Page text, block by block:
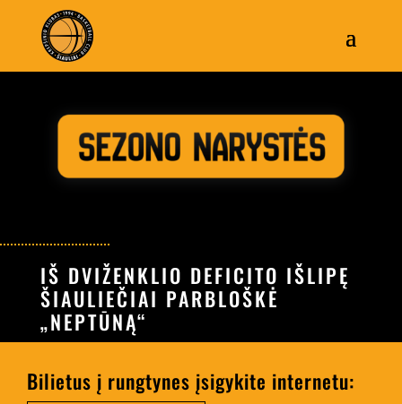
IŠ DVIŽENKLIO DEFICITO IŠLIPĘ
ŠIAULIEČIAI PARBLOŠKĖ
„NEPTŪNĄ“
Bilietus į rungtynes įsigykite internetu: